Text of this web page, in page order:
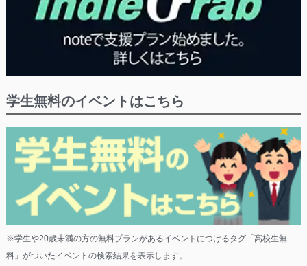
学生無料のイベントはこちら
※学生や20歳未満の方の無料プランがあるイベントにつけるタグ「高校生無
料」がついたイベントの検索結果を表示します。